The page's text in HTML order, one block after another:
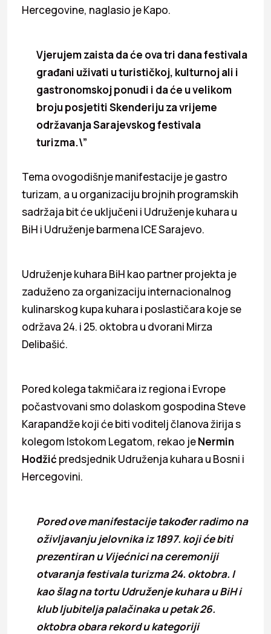
Hercegovine, naglasio je Kapo.
Vjerujem zaista da će ova tri dana festivala
građani uživati u turističkoj, kulturnoj ali i
gastronomskoj ponudi i da će u velikom
broju posjetiti Skenderiju za vrijeme
održavanja Sarajevskog festivala
turizma.\”
Tema ovogodišnje manifestacije je gastro
turizam, a u organizaciju brojnih programskih
sadržaja bit će uključeni i Udruženje kuhara u
BiH i Udruženje barmena ICE Sarajevo.
Udruženje kuhara BiH kao partner projekta je
zaduženo za organizaciju internacionalnog
kulinarskog kupa kuhara i poslastičara koje se
održava 24. i 25. oktobra u dvorani Mirza
Delibašić.
Pored kolega takmičara iz regiona i Evrope
počastvovani smo dolaskom gospodina Steve
Karapandže koji će biti voditelj članova žirija s
kolegom Istokom Legatom, rekao jeNermin
Hodžić predsjednik Udruženja kuhara u Bosni i
Hercegovini.
Pored ove manifestacije također radimo na
oživljavanju jelovnika iz 1897. koji će biti
prezentiran u Vijećnici na ceremoniji
otvaranja festivala turizma 24. oktobra. I
kao šlag na tortu Udruženje kuhara u BiH i
klub ljubitelja palačinaka u petak 26.
oktobra obara rekord u kategoriji